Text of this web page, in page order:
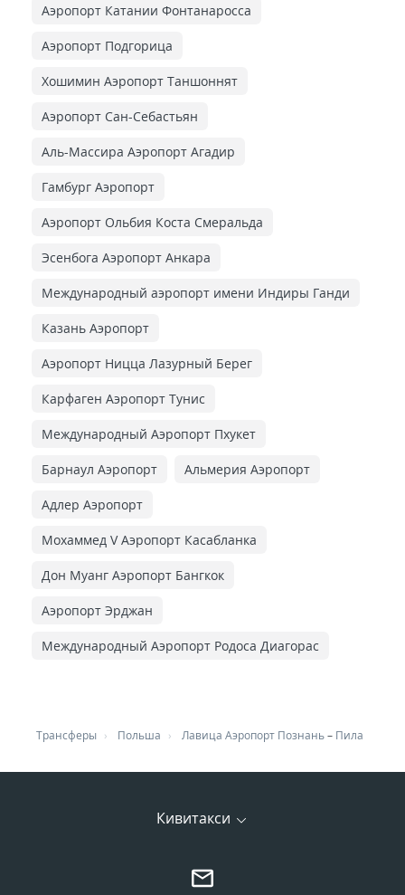
Аэропорт Катании Фонтанаросса
Аэропорт Подгорица
Хошимин Аэропорт Таншоннят
Аэропорт Сан-Себастьян
Аль-Массира Аэропорт Агадир
Гамбург Аэропорт
Аэропорт Ольбия Коста Смеральда
Эсенбога Аэропорт Анкара
Международный аэропорт имени Индиры Ганди
Казань Аэропорт
Аэропорт Ницца Лазурный Берег
Карфаген Аэропорт Тунис
Международный Аэропорт Пхукет
Барнаул Аэропорт Альмерия Аэропорт
Адлер Аэропорт
Мохаммед V Аэропорт Касабланка
Дон Муанг Аэропорт Бангкок
Аэропорт Эрджан
Международный Аэропорт Родоса Диагорас
Трансферы Польша Лавица Аэропорт Познань– Пила
Кивитакси